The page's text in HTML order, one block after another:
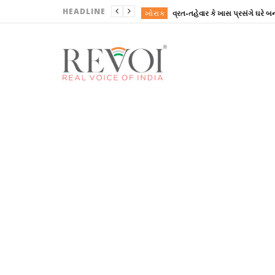
HEADLINE ખોરાક
ગુજરાત
ગુજરાત